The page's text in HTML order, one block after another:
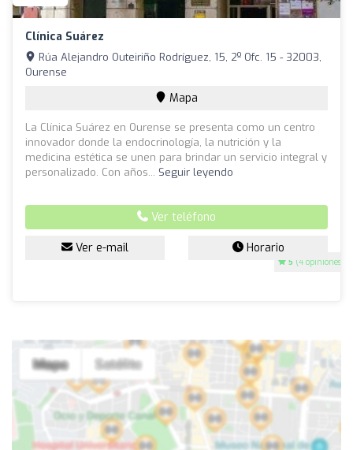
Clínica Suárez
5 (4 opiniones)
Rúa Alejandro Outeiriño Rodríguez, 15, 2º Ofc. 15 - 32003,
Ourense
Mapa
La Clínica Suárez en Ourense se presenta como un centro
innovador donde la endocrinología, la nutrición y la
medicina estética se unen para brindar un servicio integral y
personalizado. Con años... Seguir leyendo
Ver teléfono
Ver e-mail Horario